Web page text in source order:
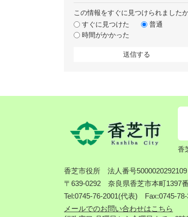
この情報をすぐに見つけられました
すぐに見つけた
普通
時間がかかった
香
香芝市役所
法人番号5000020292109
〒639-0292 奈良県香芝市本町1397
Tel:0745-76-2001(代表) Fax:0745-78-
メールでのお問い合わせはこちら